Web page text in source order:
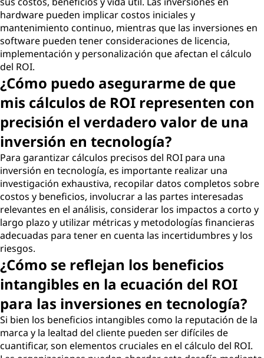
hardware pueden implicar costos iniciales y
mantenimiento continuo, mientras que las inversiones en
software pueden tener consideraciones de licencia,
implementación y personalización que afectan el cálculo
del ROI.
¿Cómo puedo asegurarme de que
mis cálculos de ROI representen con
precisión el verdadero valor de una
inversión en tecnología?
Para garantizar cálculos precisos del ROI para una
inversión en tecnología, es importante realizar una
investigación exhaustiva, recopilar datos completos sobre
costos y beneficios, involucrar a las partes interesadas
relevantes en el análisis, considerar los impactos a corto y
largo plazo y utilizar métricas y metodologías financieras
adecuadas para tener en cuenta las incertidumbres y los
riesgos.
¿Cómo se reflejan los beneficios
intangibles en la ecuación del ROI
para las inversiones en tecnología?
Si bien los beneficios intangibles como la reputación de la
marca y la lealtad del cliente pueden ser difíciles de
cuantificar, son elementos cruciales en el cálculo del ROI.